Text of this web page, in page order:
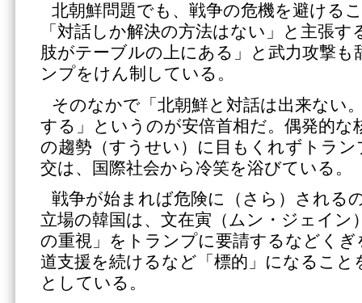
北朝鮮問題でも、戦争の危機を避ける
「対話しか解決の方法はない」と主張
肢がテーブルの上にある」と武力攻撃
ンプをけん制している。
そのなかで「北朝鮮と対話は出来ない
する」というのが安倍首相だ。偶発的な
の趨勢（すうせい）に目もくれずトラ
交は、国際社会から冷笑を浴びている。
戦争が始まれば危険に（さら）される
立場の韓国は、文在寅（ムン・ジェイン
の重視」をトランプに要請するなどくぎ
道支援を続けるなど「標的」になること
としている。